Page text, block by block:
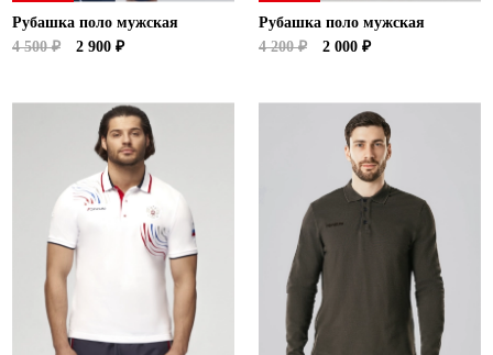
Рубашка поло мужская
4 500 ₽
2 900 ₽
Рубашка поло мужская
4 200 ₽
2 000 ₽